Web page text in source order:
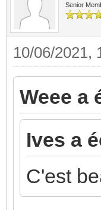
filou59
1:Avec
entre
C'est
la